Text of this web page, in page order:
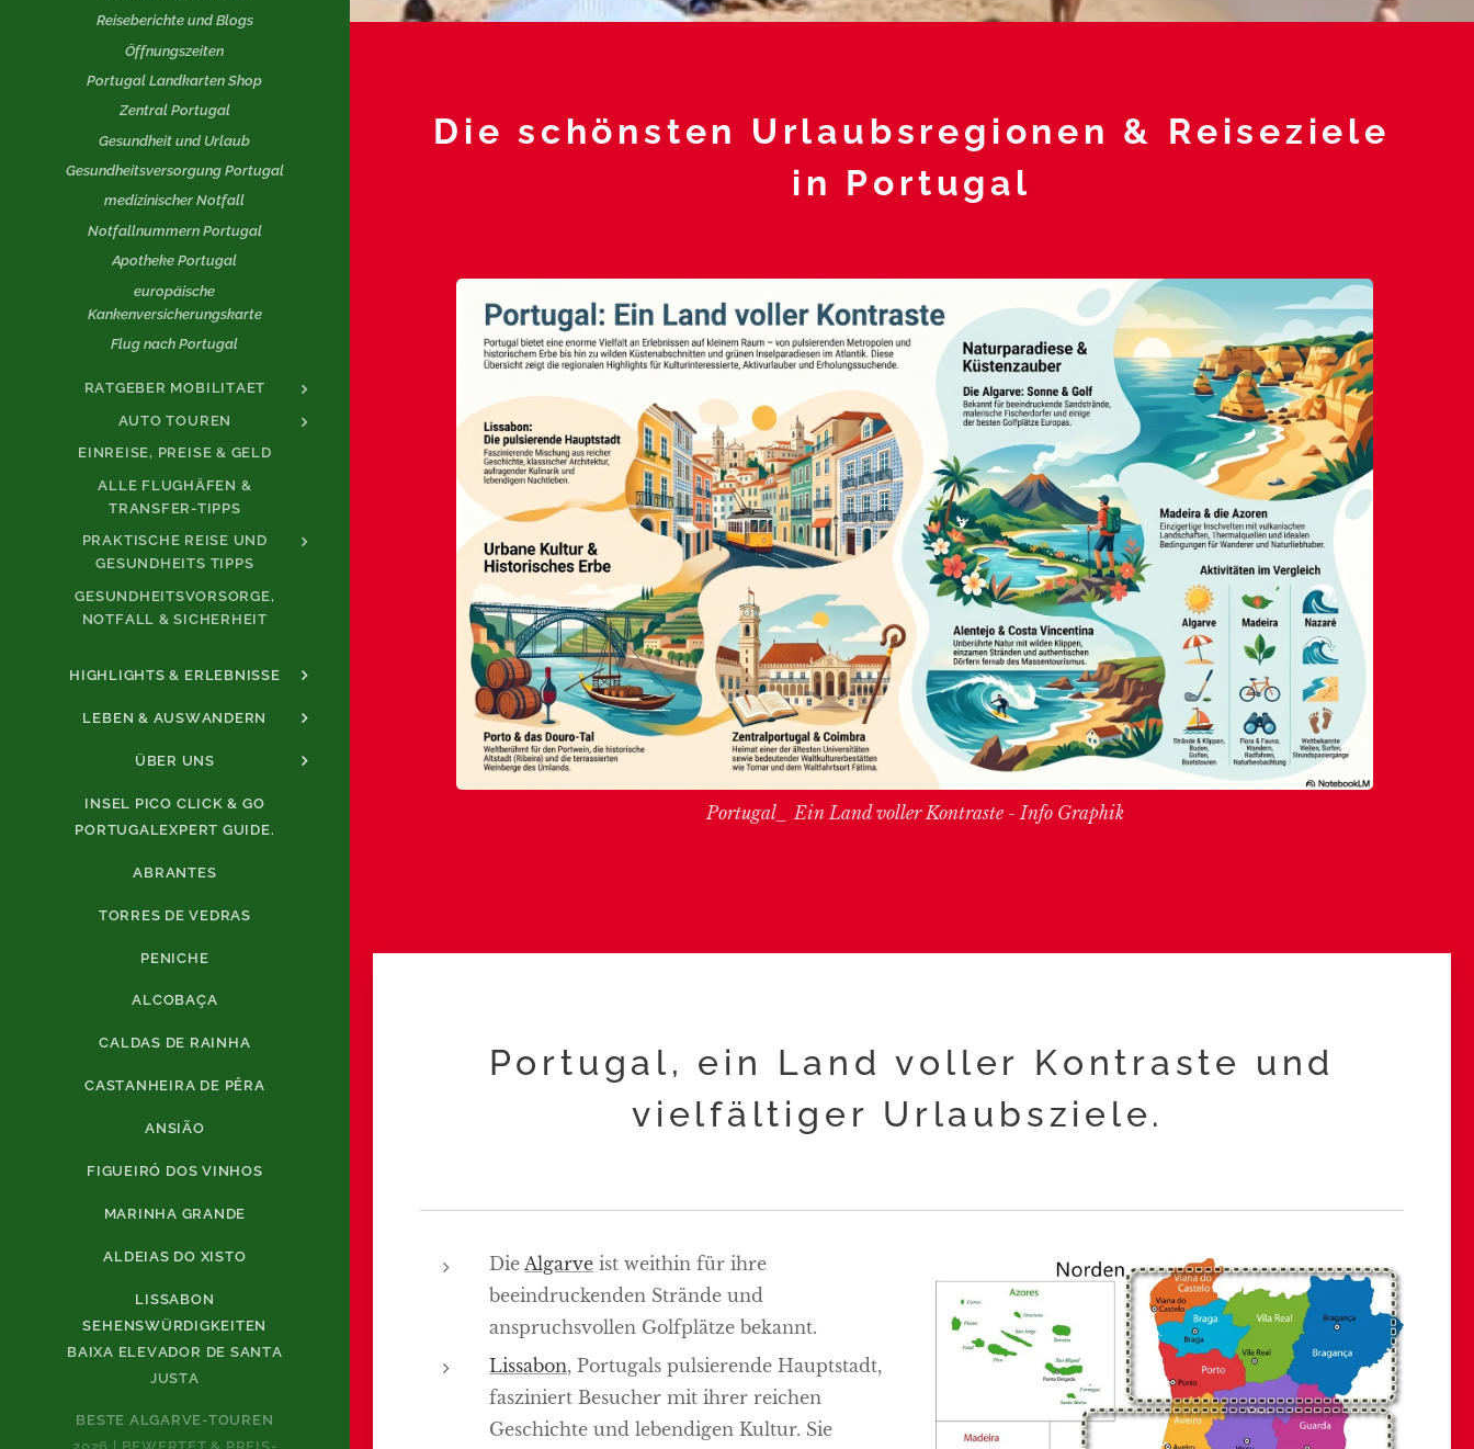
Reiseberichte und Blogs
Öffnungszeiten
Portugal Landkarten Shop
Zentral Portugal
Gesundheit und Urlaub
Gesundheitsversorgung Portugal
medizinischer Notfall
Notfallnummern Portugal
Apotheke Portugal
europäische
Kankenversicherungskarte
Flug nach Portugal
RATGEBER MOBILITAET
AUTO TOUREN
EINREISE, PREISE & GELD
ALLE FLUGHÄFEN &
TRANSFER-TIPPS
PRAKTISCHE REISE UND
GESUNDHEITS TIPPS
GESUNDHEITSVORSORGE,
NOTFALL & SICHERHEIT
HIGHLIGHTS & ERLEBNISSE
LEBEN & AUSWANDERN
ÜBER UNS
INSEL PICO CLICK & GO
PORTUGALEXPERT GUIDE.
ABRANTES
TORRES DE VEDRAS
PENICHE
ALCOBAÇA
CALDAS DE RAINHA
CASTANHEIRA DE PÊRA
ANSIÃO
FIGUEIRÓ DOS VINHOS
MARINHA GRANDE
ALDEIAS DO XISTO
LISSABON
SEHENSWÜRDIGKEITEN
BAIXA ELEVADOR DE SANTA
JUSTA
BESTE ALGARVE-TOUREN
Die schönsten Urlaubsregionen & Reiseziele
in Portugal
Portugal_ Ein Land voller Kontraste - Info Graphik
Portugal, ein Land voller Kontraste und
vielfältiger Urlaubsziele.
DieAlgarve ist weithin für ihre
beeindruckenden Strände und
anspruchsvollen Golfplätze bekannt.
Lissabon, Portugals pulsierende Hauptstadt,
fasziniert Besucher mit ihrer reichen
Geschichte und lebendigen Kultur. Sie